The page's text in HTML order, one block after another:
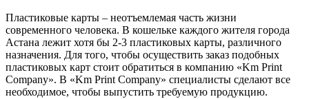
Пластиковые карты – неотъемлемая часть жизни
современного человека. В кошельке каждого жителя города
Астана лежит хотя бы 2-3 пластиковых карты, различного
назначения. Для того, чтобы осуществить заказ подобных
пластиковых карт стоит обратиться в компанию «Km Print
Company». В «Km Print Company» специалисты сделают все
необходимое, чтобы выпустить требуемую продукцию.